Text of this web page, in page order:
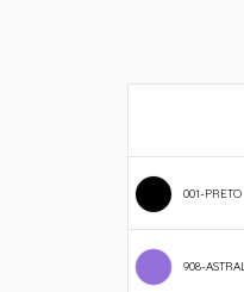
001-PRETO
908-ASTRAL